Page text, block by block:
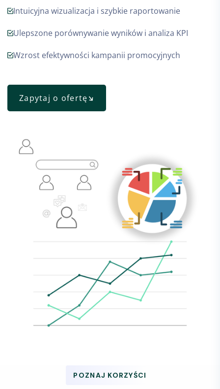
Intuicyjna wizualizacja i szybkie raportowanie
Ulepszone porównywanie wyników i analiza KPI
Wzrost efektywności kampanii promocyjnych
Zapytaj o ofertę
POZNAJ KORZYŚCI